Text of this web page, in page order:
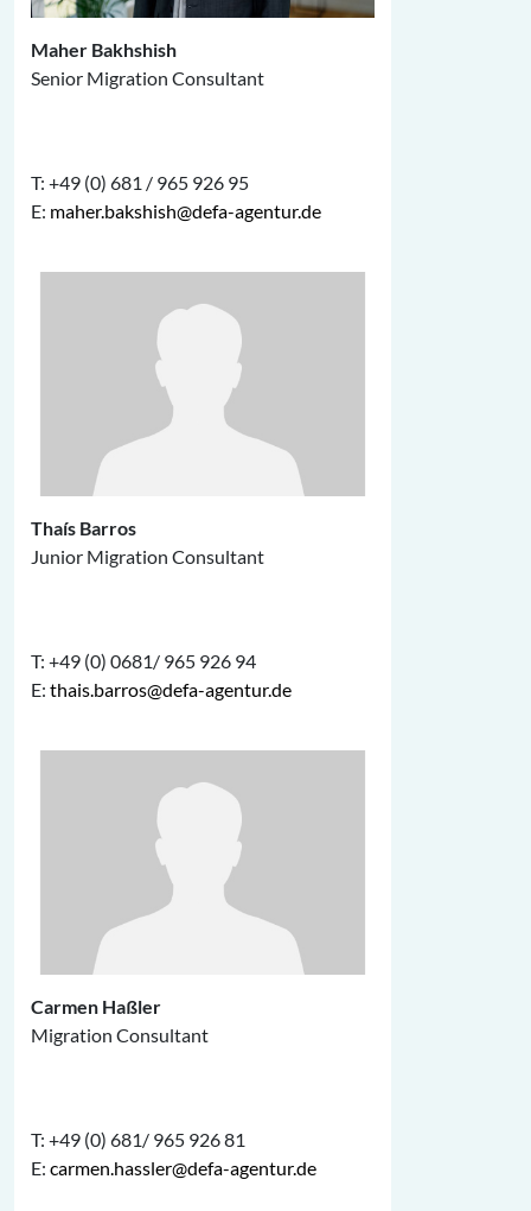
Maher Bakhshish
Senior Migration Consultant
T: +49 (0) 681 / 965 926 95
E: maher.bakshish@defa-agentur.de
Thaís Barros
Junior Migration Consultant
T: +49 (0) 0681/ 965 926 94
E: thais.barros@defa-agentur.de
Carmen Haßler
Migration Consultant
T: +49 (0) 681/ 965 926 81
E: carmen.hassler@defa-agentur.de